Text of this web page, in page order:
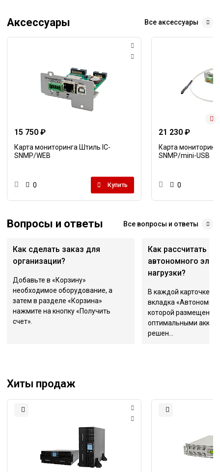
Аксессуары Все аксессуары
15 750 ₽
Карта мониторинга Штиль IC-
SNMP/WEB
0 Купить
21 230 ₽
Карта
SNMP/mini-USB
0
Вопросы и ответы Все вопросы и ответы
Как сделать заказ для
организации?
Добавьте в «Корзину»
необходимое оборудование, а
затем в разделе «Корзина»
нажмите на кнопку «Получить
счет».
Как рассчитать
автономного
нагрузки?
В каждой карточке
вкладка
которой размещена
оптимальными
решен...
Хиты продаж